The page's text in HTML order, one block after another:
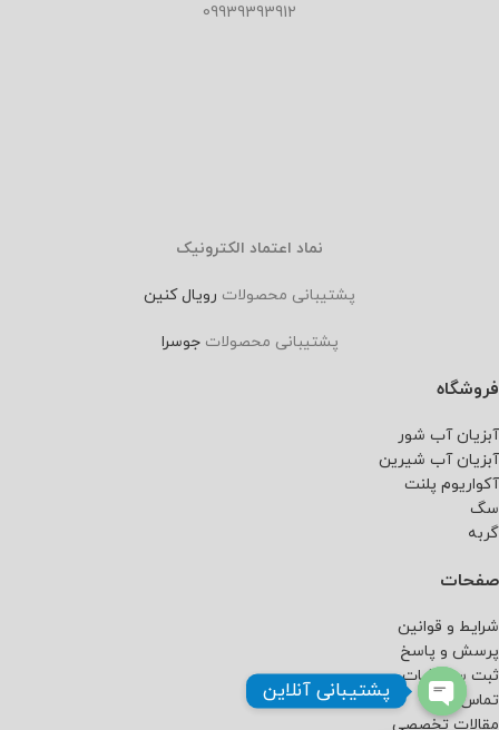
09939393912
نماد اعتماد الکترونیک
پشتیبانی محصولات رویال کنین
پشتیبانی محصولاتجوسرا
فروشگاه
آبزیان آب شور
آبزیان آب شیرین
آکواریوم پلنت
سگ
گربه
صفحات
شرایط و قوانین
پرسش و پاسخ
ثبت سفارشات
تماس با ما
مقالات تخصصی
پشتیبانی آنلاین